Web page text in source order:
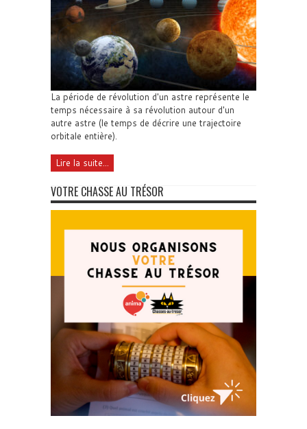
La période de révolution d'un astre représente le
temps nécessaire à sa révolution autour d'un
autre astre (le temps de décrire une trajectoire
orbitale entière).
Lire la suite...
VOTRE CHASSE AU TRÉSOR